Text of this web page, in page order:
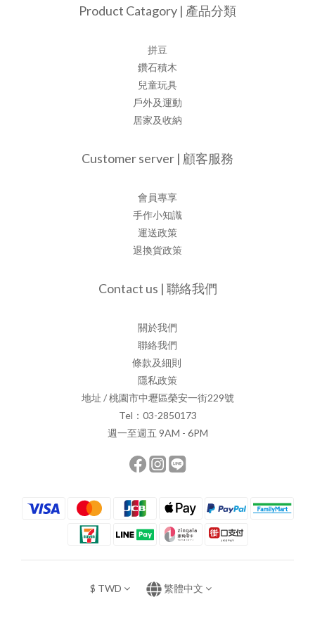
Product Catagory | 產品分類
拼豆
鑽石積木
兒童玩具
戶外及運動
居家及收納
Customer server | 顧客服務
會員專享
手作小知識
運送政策
退換貨政策
Contact us | 聯絡我們
關於我們
聯絡我們
條款及細則
隱私政策
地址 / 桃園市中壢區榮安一街229號
Tel：03-2850173
週一至週五 9AM - 6PM
$ TWD 繁體中文